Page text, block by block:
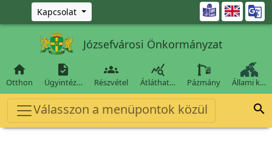
Ugrás a fő tartalomra
Kapcsolat 
Józsefvárosi Önkormányzat

Otthon

Ügyintéz…

Részvétel

Átláthat… Pázmány Állami k…
Válasszon a menüpontok közül 